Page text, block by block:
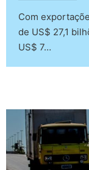
Com
de US$ 27,1
US$ 7…